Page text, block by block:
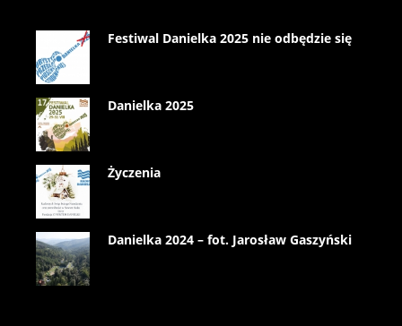
Festiwal Danielka 2025 nie odbędzie się
Danielka 2025
Życzenia
Danielka 2024 – fot. Jarosław Gaszyński